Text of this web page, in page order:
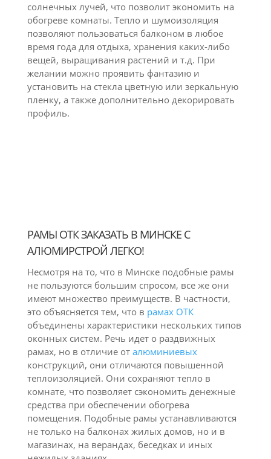
солнечных лучей, что позволит экономить на
обогреве комнаты. Тепло и шумоизоляция
позволяют пользоваться балконом в любое
время года для отдыха, хранения каких-либо
вещей, выращивания растений и т.д. При
желании можно проявить фантазию и
установить на стекла цветную или зеркальную
пленку, а также дополнительно декорировать
профиль.
РАМЫ ОТК ЗАКАЗАТЬ В МИНСКЕ С
АЛЮМИРСТРОЙ ЛЕГКО!
Несмотря на то, что в Минске подобные рамы
не пользуются большим спросом, все же они
имеют множество преимуществ. В частности,
это объясняется тем, что в рамах ОТК
объединены характеристики нескольких типов
оконных систем. Речь идет о раздвижных
рамах, но в отличие от алюминиевых
конструкций, они отличаются повышенной
теплоизоляцией. Они сохраняют тепло в
комнате, что позволяет сэкономить денежные
средства при обеспечении обогрева
помещения. Подобные рамы устанавливаются
не только на балконах жилых домов, но и в
магазинах, на верандах, беседках и иных